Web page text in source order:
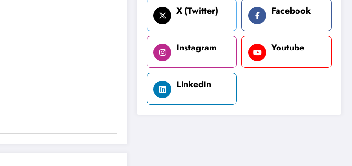
X (Twitter) Facebook
Instagram Youtube
LinkedIn